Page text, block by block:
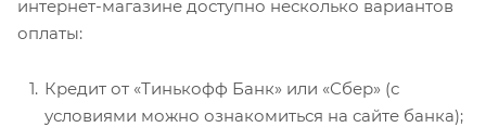
интернет-магазине доступно несколько вариантов
оплаты:
Кредит от «Тинькофф Банк» или «Сбер» (с
условиями можно ознакомиться на сайте банка);